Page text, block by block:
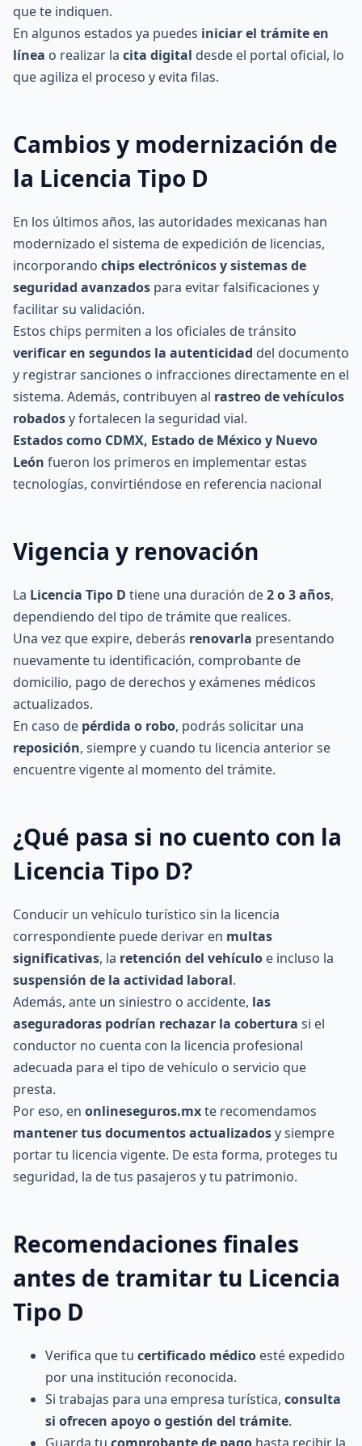
que te indiquen.
En algunos estados ya puedes iniciar el trámite en
línea o realizar la cita digital desde el portal oficial, lo
que agiliza el proceso y evita filas.
Cambios y modernización de
la Licencia Tipo D
En los últimos años, las autoridades mexicanas han
modernizado el sistema de expedición de licencias,
incorporando chips electrónicos y sistemas de
seguridad avanzados para evitar falsificaciones y
facilitar su validación.
Estos chips permiten a los oficiales de tránsito
verificar en segundos la autenticidad del documento
y registrar sanciones o infracciones directamente en el
sistema. Además, contribuyen al rastreo de vehículos
robadosy fortalecen la seguridad vial.
Estados como CDMX, Estado de México y Nuevo
León fueron los primeros en implementar estas
tecnologías, convirtiéndose en referencia nacional
Vigencia y renovación
La Licencia Tipo D tiene una duración de2 o 3 años,
dependiendo del tipo de trámite que realices.
Una vez que expire, deberás renovarla presentando
nuevamente tu identificación, comprobante de
domicilio, pago de derechos y exámenes médicos
actualizados.
En caso de pérdida o robo, podrás solicitar una
reposición, siempre y cuando tu licencia anterior se
encuentre vigente al momento del trámite.
¿Qué pasa si no cuento con la
Licencia Tipo D?
Conducir un vehículo turístico sin la licencia
correspondiente puede derivar en multas
significativas, la retención del vehículo e incluso la
suspensión de la actividad laboral.
Además, ante un siniestro o accidente, las
aseguradoras podrían rechazar la cobertura si el
conductor no cuenta con la licencia profesional
adecuada para el tipo de vehículo o servicio que
presta.
Por eso, en onlineseguros.mxte recomendamos
mantener tus documentos actualizadosy siempre
portar tu licencia vigente. De esta forma, proteges tu
seguridad, la de tus pasajeros y tu patrimonio.
Recomendaciones finales
antes de tramitar tu Licencia
Tipo D
Verifica que tu certificado médico esté expedido
por una institución reconocida.
Si trabajas para una empresa turística, consulta
si ofrecen apoyo o gestión del trámite.